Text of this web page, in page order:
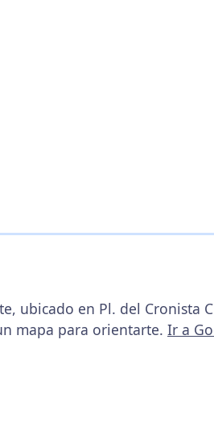
ubicado en Pl. del Cronista
mapa para orientarte. Ir a